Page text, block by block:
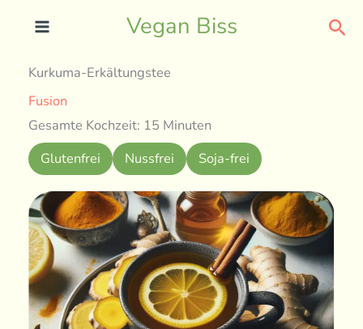
Vegan Biss
Kurkuma-Erkältungstee
Fusion
Gesamte Kochzeit: 15 Minuten
Glutenfrei
Nussfrei Soja-frei